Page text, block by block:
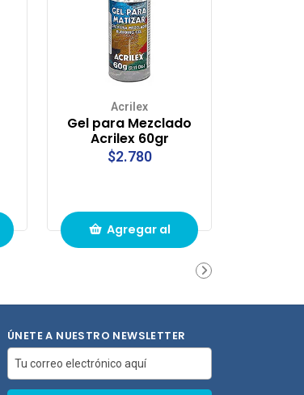
Acrilex
Gel para Mezclado
Acrilex 60gr
$2.780
Agregar al
compras
ÚNETE A NUESTRO NEWSLETTER